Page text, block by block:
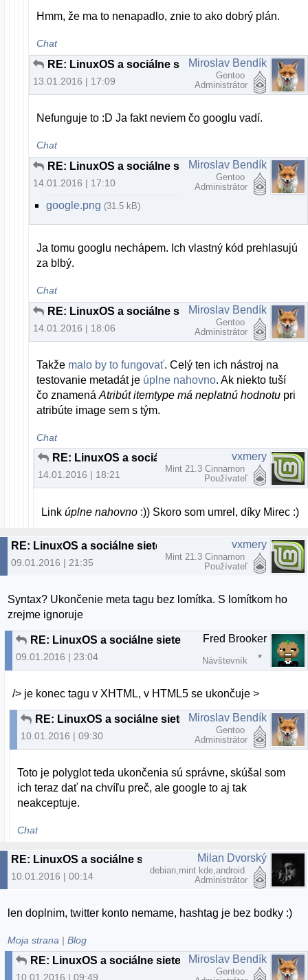
Hmm, že ma to nenapadlo, znie to ako dobrý plán.
Chat
RE: LinuxOS a sociálne siete
13.01.2016 | 17:09
Miroslav Bendík
Gentoo
Administrátor
Nefunguje to :D Ja fakt neviem čo googlu vadí.
Chat
RE: LinuxOS a sociálne siete
14.01.2016 | 17:10
Miroslav Bendík
Gentoo
Administrátor
google.png (31.5 kB)
Ja tomu googlu nechápem. Ich vlastný kód prehlasujú
za blbý.
Chat
RE: LinuxOS a sociálne siete
14.01.2016 | 18:06
Miroslav Bendík
Gentoo
Administrátor
Takže malo by to fungovať. Celý ten ich nástroj na
testovanie metadát je úplne nahovno. Ak niekto tuší
čo znamenáAtribút itemtype má neplatnú hodnotu pri
atribúte image sem s tým.
Chat
14.01.2016 | 18:21
vxmery
Mint 21.3 Cinnamon
Používateľ
Linkúplne nahovno :)) Skoro som umrel, díky Mirec :)
RE: LinuxOS a sociálne siete
09.01.2016 | 21:35
vxmery
Mint 21.3 Cinnamon
Používateľ
Syntax? Ukončenie meta tagu bez lomítka. S lomítkom ho
zrejme ignoruje
RE: LinuxOS a sociálne siete
09.01.2016 | 23:04
Fred Brooker
Návštevník
/> je konec tagu v XHTML, v HTML5 se ukončuje >
RE: LinuxOS a sociálne siete
10.01.2016 | 09:30
Miroslav Bendík
Gentoo
Administrátor
Toto je polyglot teda ukončenia sú správne, skúšal som
ich teraz dať na chvíľu preč, ale google to aj tak
neakceptuje.
Chat
RE: LinuxOS a sociálne siete
10.01.2016 | 00:14
Milan Dvorský
debian,mint kde,android
Administrátor
len doplnim, twitter konto nemame, hashtag je bez bodky :)
Moja strana |Blog
RE: LinuxOS a sociálne siete
10.01.2016 | 09:49
Miroslav Bendík
Gentoo